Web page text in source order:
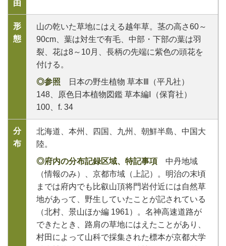
由
形
態
山の乾いた草地にはえる越年草。茎の高さ60～
90cm、葉は対生で有毛、中部・下部の葉は羽
裂、花は8～10月、長柄の先端に紫色の頭花を
付ける。
◎参照 日本の野生植物 草本Ⅲ（平凡社）
148、原色日本植物図鑑 草本編Ⅰ（保育社）
100、f. 34
分
布
北海道、本州、四国、九州、朝鮮半島、中国大
陸。
◎府内の分布記録区域、特記事項 中丹地域
（情報のみ）、京都市域（上記）。明治の末頃
までは府内でも比叡山頂将門岩付近には自然草
地があって、野生していたことが記されている
（北村、景山ほか編 1961）。名神高速道路が
できたとき、路肩の草地にはえたことがあり、
村田によって山科で採集された標本が京都大学